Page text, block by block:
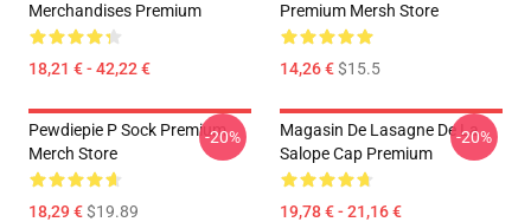
Merchandises Premium
18,21 € - 42,22 €
Premium Mersh Store
14,26 €$15.5
Pewdiepie P Sock Premium
Merch Store
18,29 €$19.89
-20%
Magasin De Lasagne De La
Salope Cap Premium
19,78 € - 21,16 €
-20%